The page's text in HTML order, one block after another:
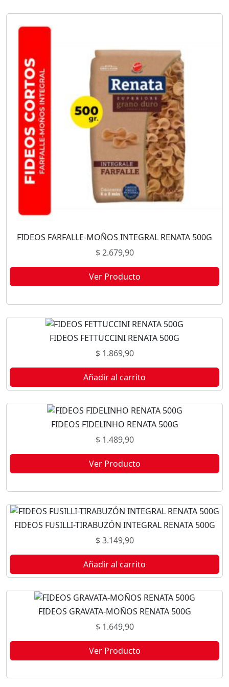
FIDEOS FARFALLE-MOÑOS INTEGRAL RENATA 500G
$2.679,90
Ver Producto
FIDEOS FETTUCCINI RENATA 500G
$1.869,90
Añadir al carrito
FIDEOS FIDELINHO RENATA 500G
$1.489,90
Ver Producto
FIDEOS FUSILLI-TIRABUZÓN INTEGRAL RENATA 500G
$3.149,90
Añadir al carrito
FIDEOS GRAVATA-MOÑOS RENATA 500G
$1.649,90
Ver Producto